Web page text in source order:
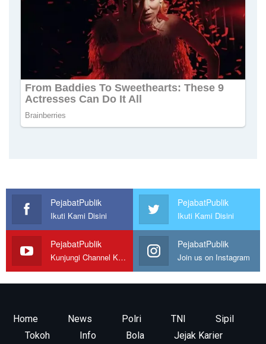
PejabatPublik
Ikuti Kami Disini
PejabatPublik
Ikuti Kami Disini
PejabatPublik
Kunjungi Channel Kami
PejabatPublik
Join us on Instagram
Home News Polri TNI
Sipil
Tokoh
Info Bola Jejak Karier